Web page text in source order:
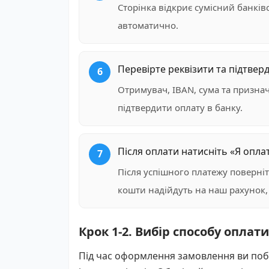
Сторінка відкриє сумісний
автоматично.
Перевірте реквізити та
Отримувач, IBAN, сума та
підтвердити оплату в банку.
Після оплати натисніть «Я
Після успішного платежу
кошти надійдуть на наш
Крок 1-2. Вибір способу
Під час оформлення замовлення ви